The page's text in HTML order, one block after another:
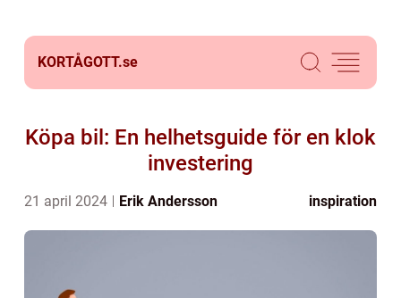
KORTÅGOTT.se
Köpa bil: En helhetsguide för en klok
investering
21 april 2024 Erik Andersson inspiration